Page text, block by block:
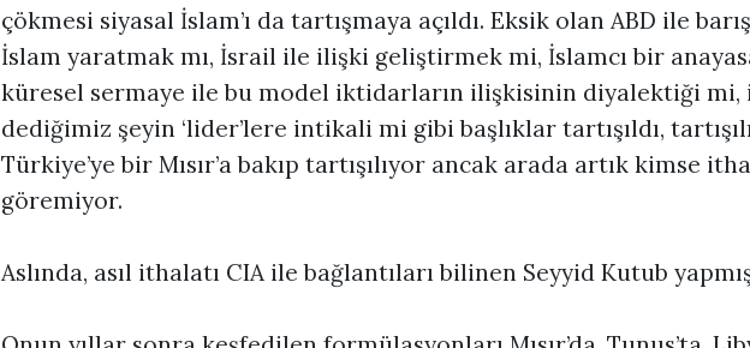
çökmesi siyasal İslam’ı da tartışmaya açıldı. Eksik olan ABD ile
İslam yaratmak mı, İsrail ile ilişki geliştirmek mi, İslamcı bir
küresel sermaye ile bu model iktidarların ilişkisinin diyalektiği
dediğimiz şeyin ‘lider’lere intikali mi gibi başlıklar tartışıldı,
Türkiye’ye bir Mısır’a bakıp tartışılıyor ancak arada artık kimse
göremiyor.
Aslında, asıl ithalatı CIA ile bağlantıları bilinen Seyyid Kutub